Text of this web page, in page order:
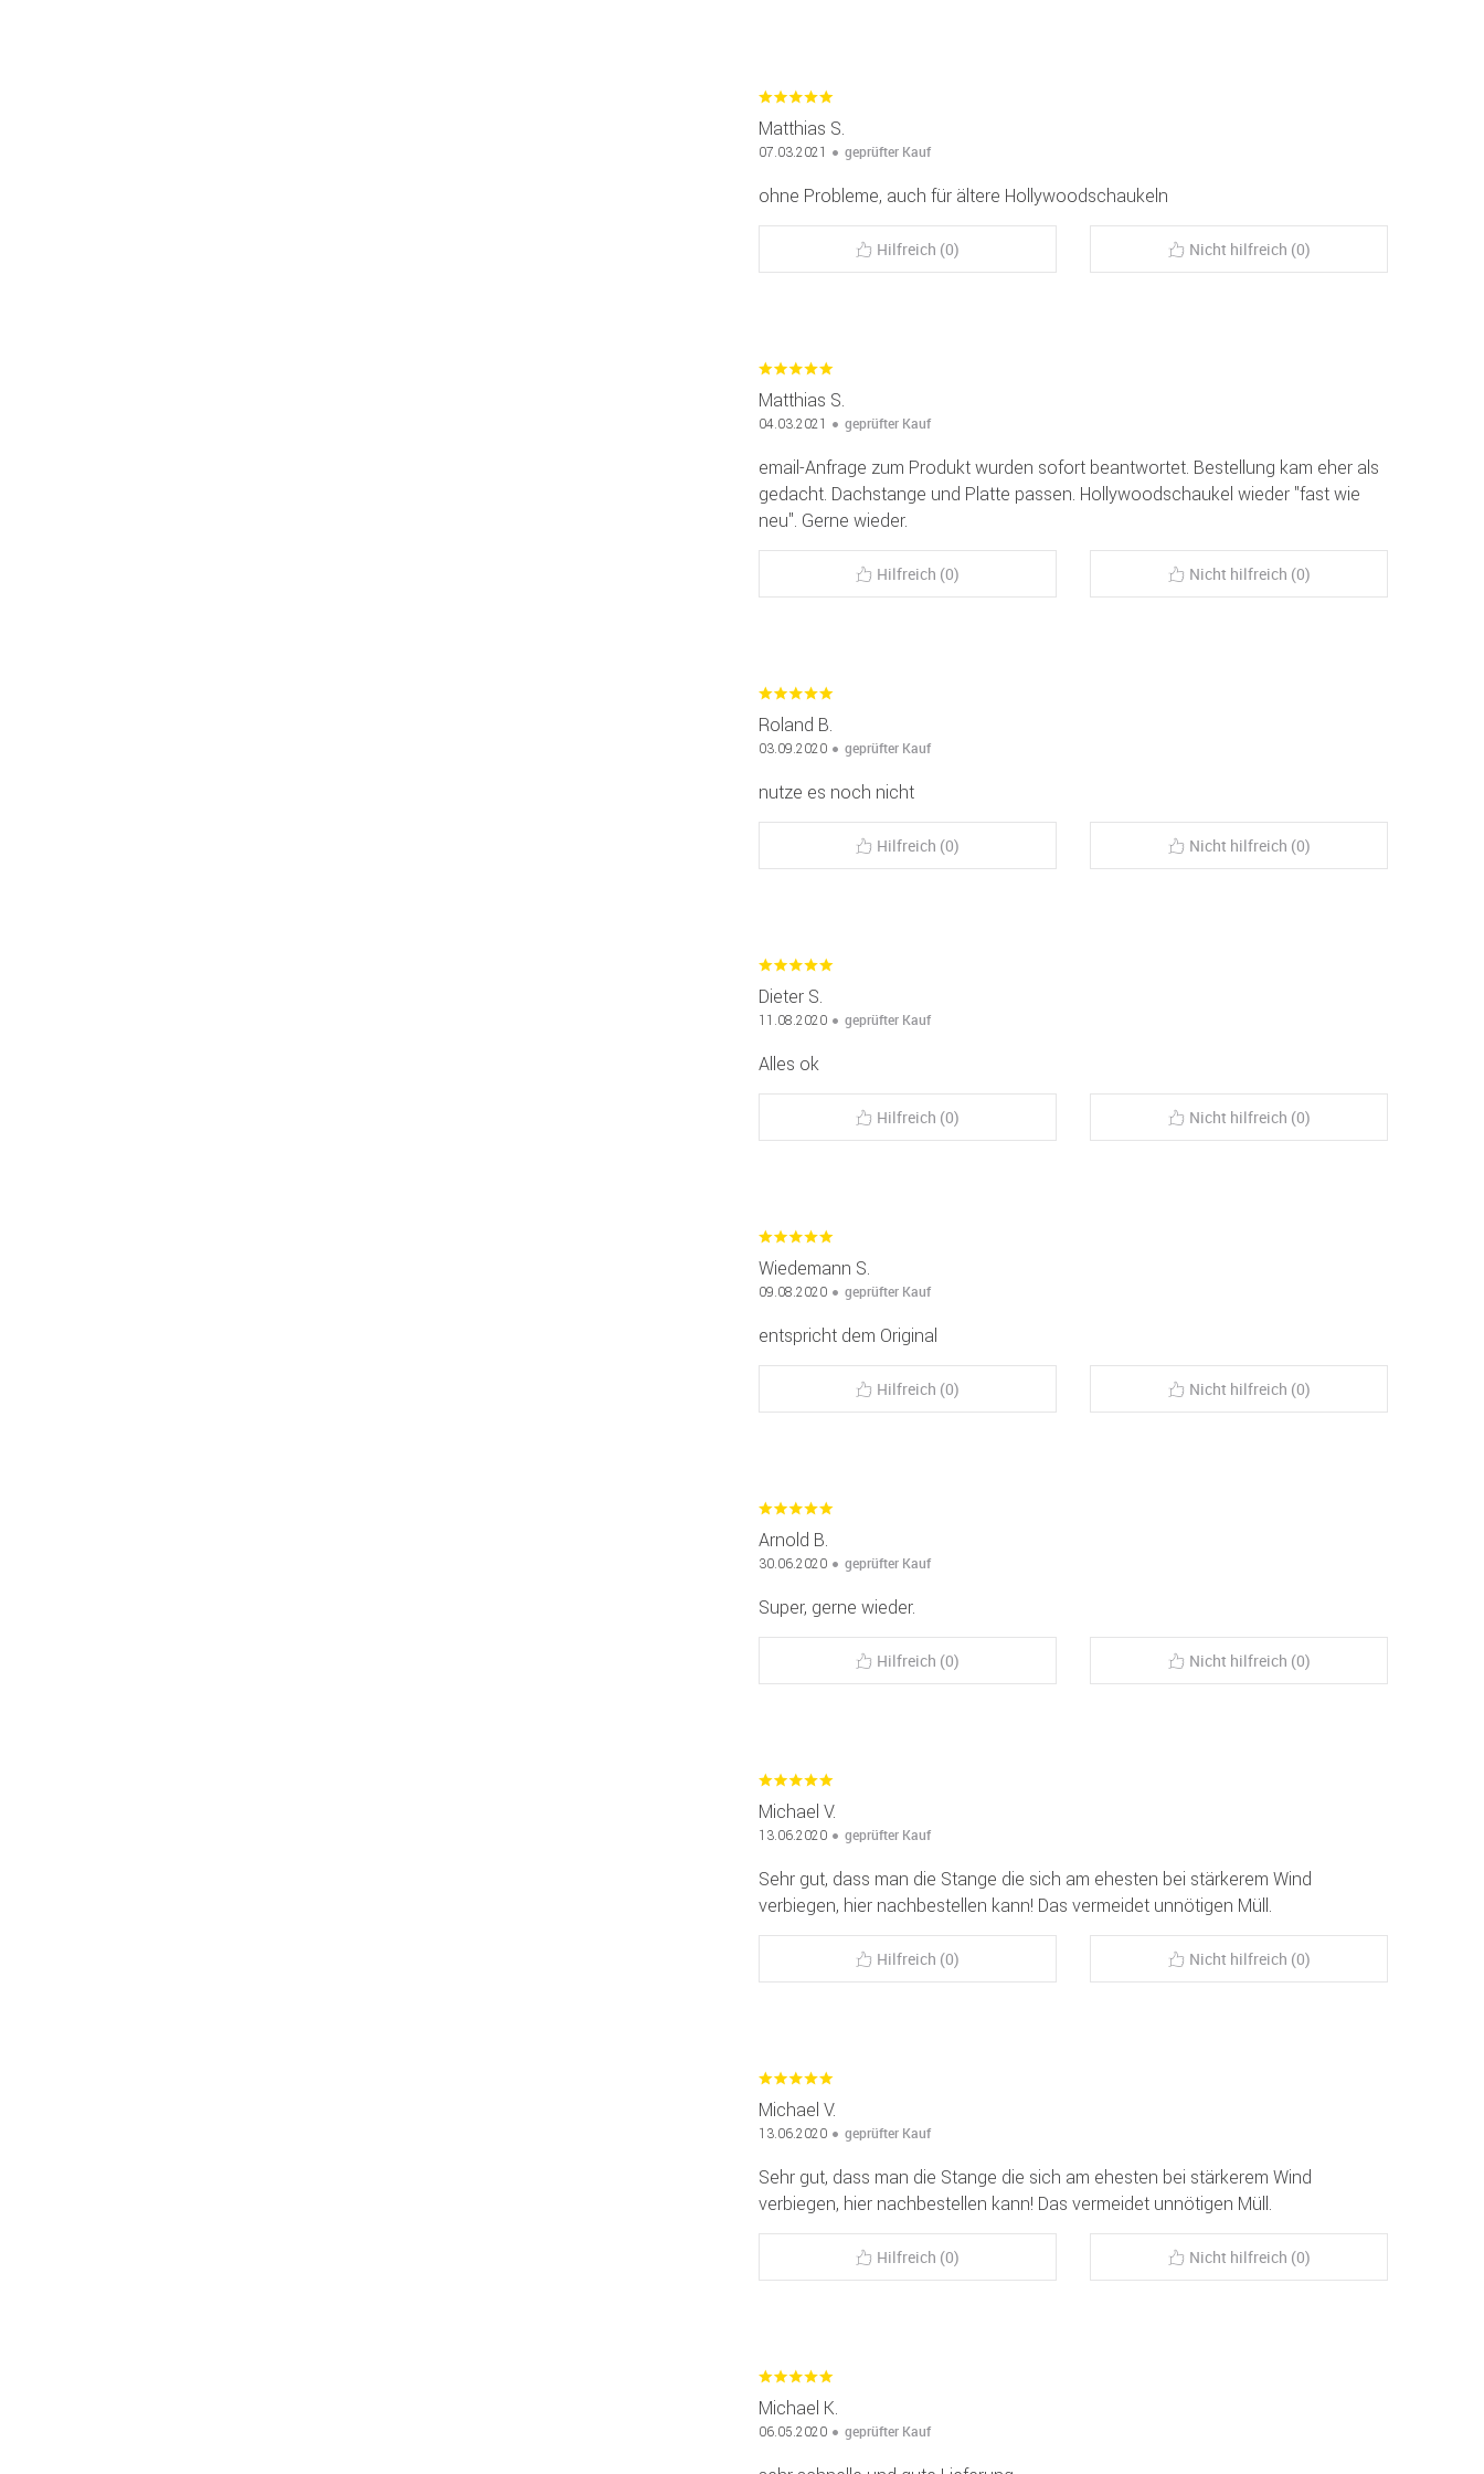
Matthias S.
07.03.2021 geprüfter Kauf
ohne Probleme, auch für ältere Hollywoodschaukeln
Hilfreich (0) Nicht hilfreich (0)
Matthias S.
04.03.2021 geprüfter Kauf
email-Anfrage zum Produkt wurden sofort beantwortet. Bestellung kam eher als
gedacht. Dachstange und Platte passen. Hollywoodschaukel wieder "fast wie
neu". Gerne wieder.
Hilfreich (0) Nicht hilfreich (0)
Roland B.
03.09.2020 geprüfter Kauf
nutze es noch nicht
Hilfreich (0) Nicht hilfreich (0)
Dieter S.
11.08.2020 geprüfter Kauf
Alles ok
Hilfreich (0) Nicht hilfreich (0)
Wiedemann S.
09.08.2020 geprüfter Kauf
entspricht dem Original
Hilfreich (0) Nicht hilfreich (0)
Arnold B.
30.06.2020 geprüfter Kauf
Super, gerne wieder.
Hilfreich (0) Nicht hilfreich (0)
Michael V.
13.06.2020 geprüfter Kauf
Sehr gut, dass man die Stange die sich am ehesten bei stärkerem Wind
verbiegen, hier nachbestellen kann! Das vermeidet unnötigen Müll.
Hilfreich (0) Nicht hilfreich (0)
Michael V.
13.06.2020 geprüfter Kauf
Sehr gut, dass man die Stange die sich am ehesten bei stärkerem Wind
verbiegen, hier nachbestellen kann! Das vermeidet unnötigen Müll.
Hilfreich (0) Nicht hilfreich (0)
Michael K.
06.05.2020 geprüfter Kauf